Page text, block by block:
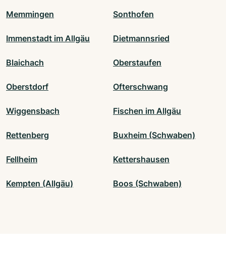
Memmingen Sonthofen
Immenstadt im Allgäu Dietmannsried
Blaichach Oberstaufen
Oberstdorf Ofterschwang
Wiggensbach Fischen im Allgäu
Rettenberg Buxheim (Schwaben)
Fellheim Kettershausen
Kempten (Allgäu) Boos (Schwaben)